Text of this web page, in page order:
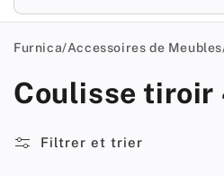
Furnica/Accessoires de Meubles
Coulisse tiroir
Filtrer et trier